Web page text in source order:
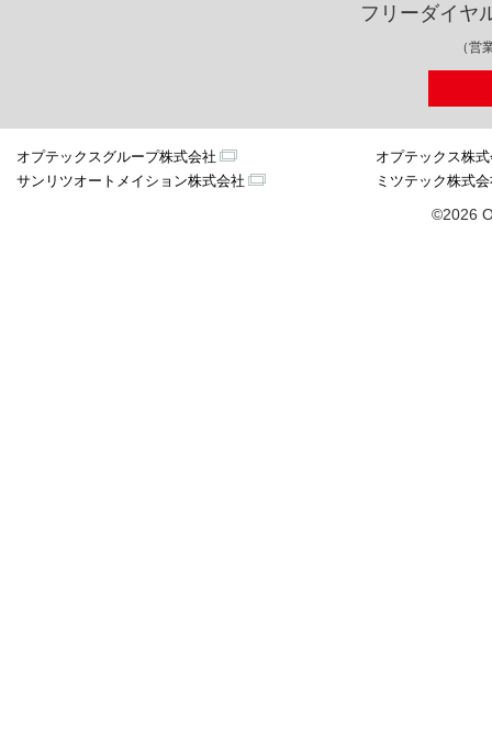
フリーダイヤ
（営
オプテックスグループ株式会社
オプテックス株
サンリツオートメイション株式会社
ミツテック株式
©2026